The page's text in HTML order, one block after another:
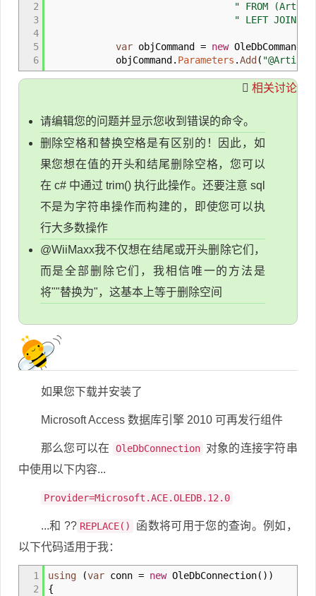
2
3
4
5
6
" FROM (Artikels
" LEFT JOIN
var objCommand = newOleDbCommand
objCommand . Parameters .Add (
相关讨论
请编辑您的问题并显示您收到错误的命令。
删除空格和替换空格是有区别的！因此，如
果您想在值的开头和结尾删除空格，您可以
在 c# 中通过 trim() 执行此操作。还要注意 sql
不是为字符串操作而构建的，即使您可以执
行大多数操作
@WiiMaxx我不仅想在结尾或开头删除它们，
而是全部删除它们，我相信唯一的方法是
将""替换为"，这基本上等于删除空间
如果您下载并安装了
Microsoft Access 数据库引擎 2010 可再发行组件
那么您可以在 OleDbConnection 对象的连接字符串
中使用以下内容...
Provider=Microsoft.ACE.OLEDB.12.0
...和 ?? REPLACE()
函数将可用于您的查询。例如，
以下代码适用于我：
1
2
using (var conn = newOleDbConnection( ) )
{